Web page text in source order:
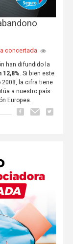
concertada
han difundido la
12,8%. Si bien este
2008, la cifra tiene
a nuestro país
Europea.